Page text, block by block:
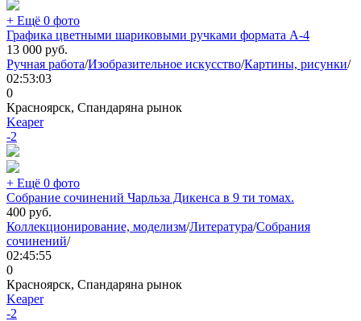
+ Ещё 0 фото
Графика цветными шариковыми ручками формата А-4
13 000 руб.
Ручная работа/Изобразительное искусство/Картины, рисунки/
02:53:03
0
Красноярск, Спандаряна рынок
Keaper
-2
+ Ещё 0 фото
Собрание сочинений Чарльза Дикенса в 9 ти томах.
400 руб.
Коллекционирование, моделизм/Литература/Собрания
сочинений/
02:45:55
0
Красноярск, Спандаряна рынок
Keaper
-2